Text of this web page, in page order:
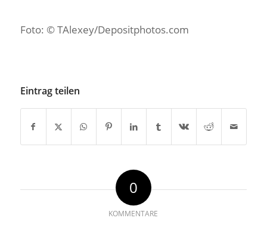
Foto: © TAlexey/Depositphotos.com
Eintrag teilen
0
KOMMENTARE